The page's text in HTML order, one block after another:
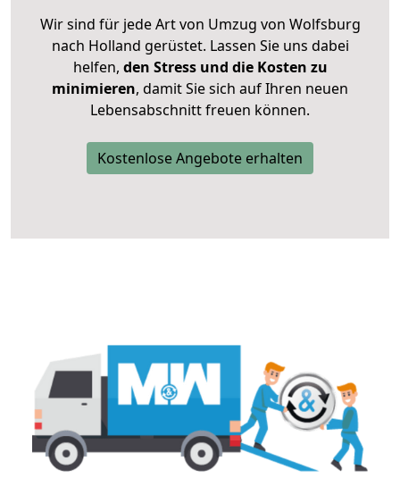
Wir sind für jede Art von Umzug von Wolfsburg
nach Holland gerüstet. Lassen Sie uns dabei
helfen, den Stress und die Kosten zu
minimieren, damit Sie sich auf Ihren neuen
Lebensabschnitt freuen können.
Kostenlose Angebote erhalten